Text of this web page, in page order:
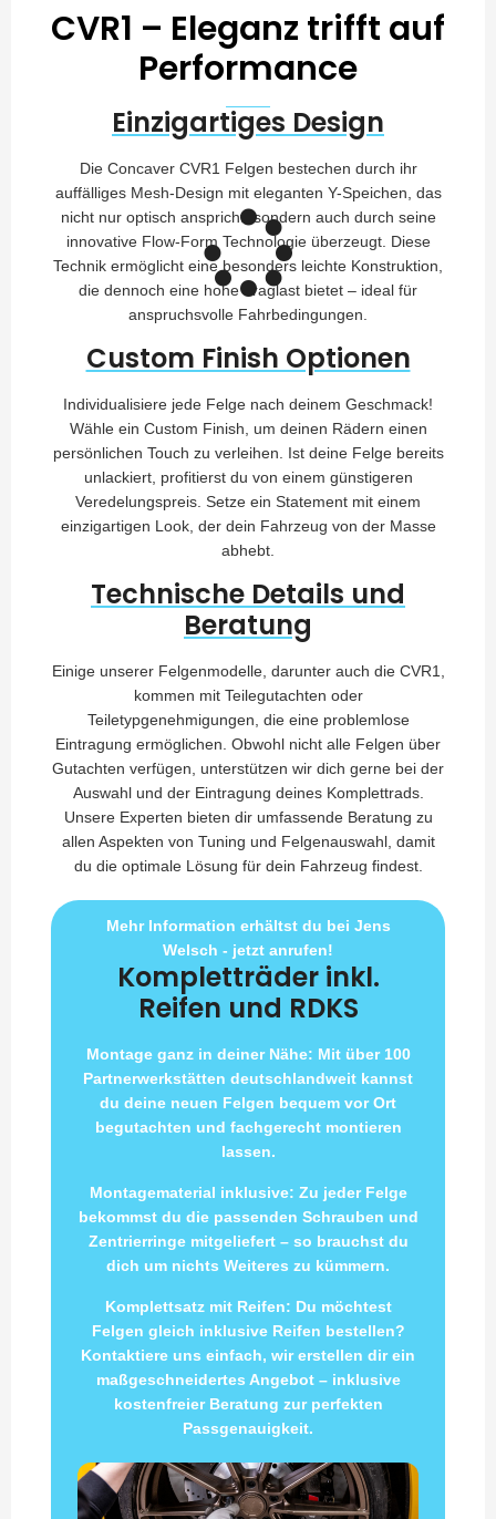
CVR1 – Eleganz trifft auf
Performance
Einzigartiges Design
Die Concaver CVR1 Felgen bestechen durch ihr
auffälliges Mesh-Design mit eleganten Y-Speichen, das
nicht nur optisch anspricht, sondern auch durch seine
innovative Flow-Form Technologie überzeugt. Diese
Technik ermöglicht eine besonders leichte Konstruktion,
die dennoch eine hohe Traglast bietet – ideal für
anspruchsvolle Fahrbedingungen.
Custom Finish Optionen
Individualisiere jede Felge nach deinem Geschmack!
Wähle ein Custom Finish, um deinen Rädern einen
persönlichen Touch zu verleihen. Ist deine Felge bereits
unlackiert, profitierst du von einem günstigeren
Veredelungspreis. Setze ein Statement mit einem
einzigartigen Look, der dein Fahrzeug von der Masse
abhebt.
Technische Details und
Beratung
Einige unserer Felgenmodelle, darunter auch die CVR1,
kommen mit Teilegutachten oder
Teiletypgenehmigungen, die eine problemlose
Eintragung ermöglichen. Obwohl nicht alle Felgen über
Gutachten verfügen, unterstützen wir dich gerne bei der
Auswahl und der Eintragung deines Komplettrads.
Unsere Experten bieten dir umfassende Beratung zu
allen Aspekten von Tuning und Felgenauswahl, damit
du die optimale Lösung für dein Fahrzeug findest.
Mehr Information erhältst du bei Jens
Welsch - jetzt anrufen!
Kompletträder inkl.
Reifen und RDKS
Montage ganz in deiner Nähe: Mit über 100
Partnerwerkstätten deutschlandweit kannst
du deine neuen Felgen bequem vor Ort
begutachten und fachgerecht montieren
lassen.
Montagematerial inklusive: Zu jeder Felge
bekommst du die passenden Schrauben und
Zentrierringe mitgeliefert – so brauchst du
dich um nichts Weiteres zu kümmern.
Komplettsatz mit Reifen: Du möchtest
Felgen gleich inklusive Reifen bestellen?
Kontaktiere uns einfach, wir erstellen dir ein
maßgeschneidertes Angebot – inklusive
kostenfreier Beratung zur perfekten
Passgenauigkeit.